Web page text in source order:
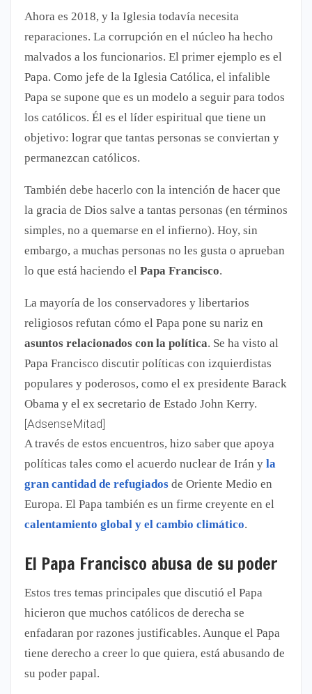
Ahora es 2018, y la Iglesia todavía necesita
reparaciones. La corrupción en el núcleo ha hecho
malvados a los funcionarios. El primer ejemplo es el
Papa. Como jefe de la Iglesia Católica, el infalible
Papa se supone que es un modelo a seguir para todos
los católicos. Él es el líder espiritual que tiene un
objetivo: lograr que tantas personas se conviertan y
permanezcan católicos.
También debe hacerlo con la intención de hacer que
la gracia de Dios salve a tantas personas (en términos
simples, no a quemarse en el infierno). Hoy, sin
embargo, a muchas personas no les gusta o aprueban
lo que está haciendo el Papa Francisco.
La mayoría de los conservadores y libertarios
religiosos refutan cómo el Papa pone su nariz en
asuntos relacionados con la política. Se ha visto al
Papa Francisco discutir políticas con izquierdistas
populares y poderosos, como el ex presidente Barack
Obama y el ex secretario de Estado John Kerry.
[AdsenseMitad]
A través de estos encuentros, hizo saber que apoya
políticas tales como el acuerdo nuclear de Irán y la
gran cantidad de refugiados de Oriente Medio en
Europa. El Papa también es un firme creyente en el
calentamiento global y el cambio climático.
El Papa Francisco abusa de su poder
Estos tres temas principales que discutió el Papa
hicieron que muchos católicos de derecha se
enfadaran por razones justificables. Aunque el Papa
tiene derecho a creer lo que quiera, está abusando de
su poder papal.